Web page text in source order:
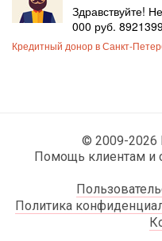
Здравствуйте!
000 руб.
Кредитный донор в Санкт-
© 2009-2026
Помощь клиентам и
Политика